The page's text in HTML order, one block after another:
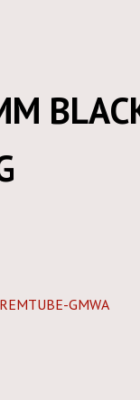
GMWA